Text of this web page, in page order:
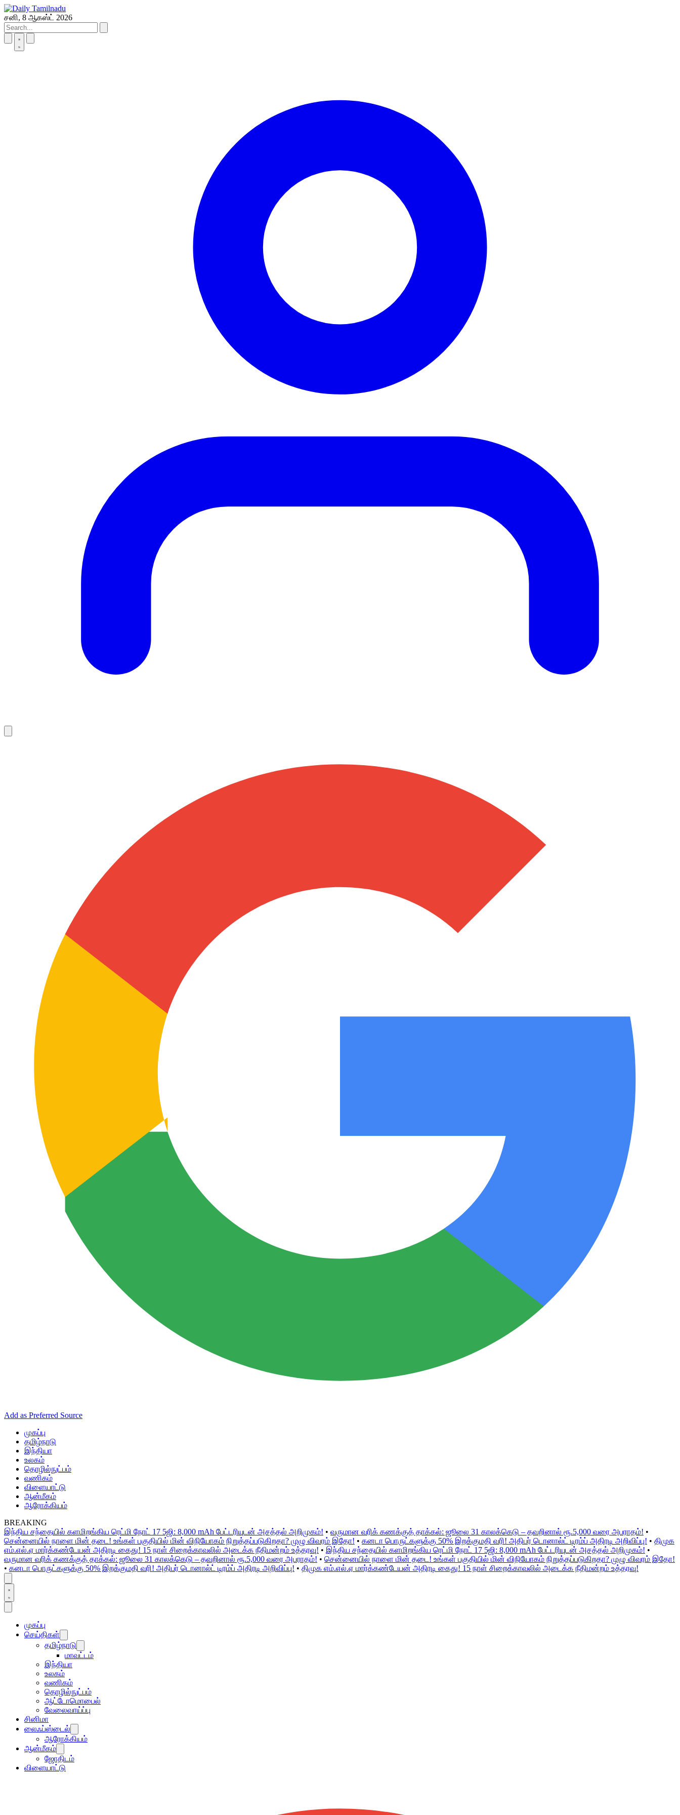
Skip
to
content
சனி, 8 ஆகஸ்ட் 2026
Add as Preferred Source
முகப்பு
தமிழ்நாடு
இந்தியா
உலகம்
தொழில்நுட்பம்
வணிகம்
விளையாட்டு
ஆன்மீகம்
ஆரோக்கியம்
BREAKING
இந்திய சந்தையில் களமிறங்கிய ரெட்மி நோட் 17 5ஜி: 8,000 mAh பேட்டரியுடன் அசத்தல் அறிமுகம்! • வருமான வரிக் கணக்குத் தாக்கல்: ஜூலை 31 காலக்கெடு – தவறினால் ரூ.5,000 வரை அபராதம்! •
சென்னையில் நாளை மின் தடை! உங்கள் பகுதியில் மின் விநியோகம் நிறுத்தப்படுகிறதா? முழு விவரம் இதோ! • கனடா பொருட்களுக்கு 50% இறக்குமதி வரி! அதிபர் டொனால்ட் டிரம்ப் அதிரடி அறிவிப்பு! • திமுக
எம்.எல்.ஏ மார்க்கண்டேயன் அதிரடி கைது! 15 நாள் சிறைக்காவலில் அடைக்க நீதிமன்றம் உத்தரவு! • இந்திய சந்தையில் களமிறங்கிய ரெட்மி நோட் 17 5ஜி: 8,000 mAh பேட்டரியுடன் அசத்தல் அறிமுகம்! •
வருமான வரிக் கணக்குத் தாக்கல்: ஜூலை 31 காலக்கெடு – தவறினால் ரூ.5,000 வரை அபராதம்! • சென்னையில் நாளை மின் தடை! உங்கள் பகுதியில் மின் விநியோகம் நிறுத்தப்படுகிறதா? முழு விவரம் இதோ!
• கனடா பொருட்களுக்கு 50% இறக்குமதி வரி! அதிபர் டொனால்ட் டிரம்ப் அதிரடி அறிவிப்பு! • திமுக எம்.எல்.ஏ மார்க்கண்டேயன் அதிரடி கைது! 15 நாள் சிறைக்காவலில் அடைக்க நீதிமன்றம் உத்தரவு!
முகப்பு
செய்திகள்
தமிழ்நாடு
மாவட்டம்
இந்தியா
உலகம்
வணிகம்
தொழில்நுட்பம்
ஆட்டோமொபைல்
வேலைவாய்ப்பு
சினிமா
லைஃப்ஸ்டைல்
ஆரோக்கியம்
ஆன்மீகம்
ஜோதிடம்
விளையாட்டு